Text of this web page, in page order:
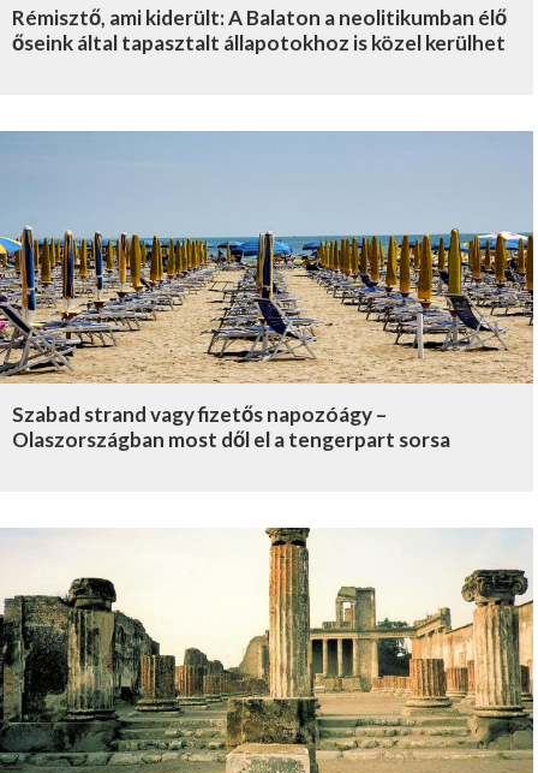
Rémisztő, ami kiderült: A Balaton a neolitikumban élő
őseink által tapasztalt állapotokhoz is közel kerülhet
Szabad strand vagy fizetős napozóágy –
Olaszországban most dől el a tengerpart sorsa